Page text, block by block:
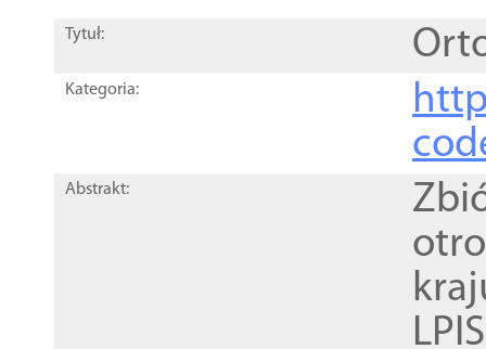
Tytuł:
Kategoria:
Abstrakt: